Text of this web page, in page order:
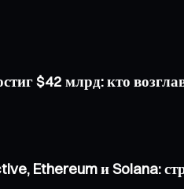
$42 млрд: кто
Ethereum и Solana: